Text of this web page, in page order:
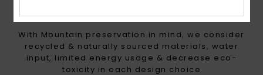
HEART FOR THE FUTURE
With Mountain preservation in mind, we consider
recycled & naturally sourced materials, water
input, limited energy usage & decrease eco-
toxicity in each design choice